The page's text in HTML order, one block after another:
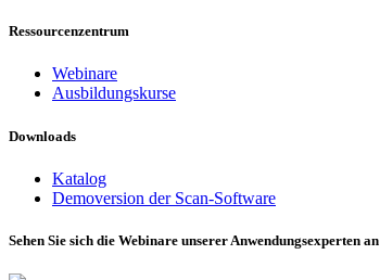
Ressourcenzentrum
Webinare
Ausbildungskurse
Downloads
Katalog
Demoversion der Scan-Software
Sehen Sie sich die Webinare unserer Anwendungsexperten an